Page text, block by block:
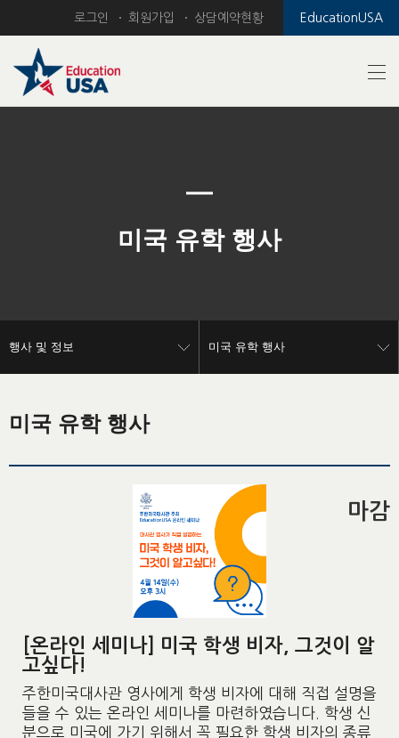
EducationUSA
로그인 회원가입 상담예약현황
미국 유학 행사
행사 및 정보 미국 유학 행사
미국 유학 행사
[온라인 세미나] 미국 학생 비자, 그것이 알
고싶다!
주한미국대사관 영사에게 학생 비자에 대해 직접 설명을
들을 수 있는 온라인 세미나를 마련하였습니다. 학생 신
분으로 미국에 가기 위해서 꼭 필요한 학생 비자의 종류
마감